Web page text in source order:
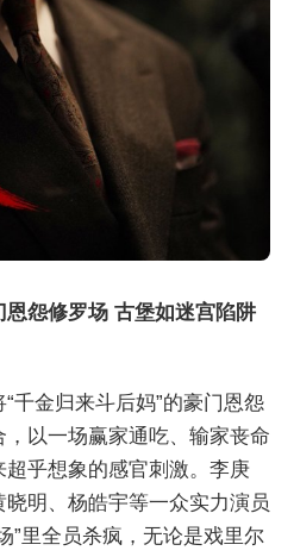
恩怨修罗场 古堡如迷宫陷阱
千金归来斗后妈”的豪门恩怨
以一场赢家通吃、输家丧命
乎想象的感官刺激。李庚
明、杨皓宇等一众实力演员
”里全员杀疯，无论是戏里尔